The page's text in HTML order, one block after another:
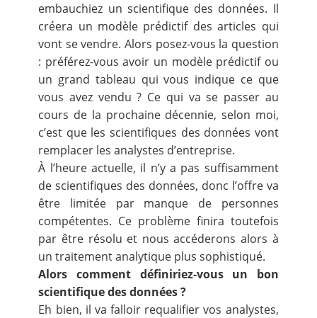
embauchiez un scientifique des données. Il
créera un modèle prédictif des articles qui
vont se vendre. Alors posez-vous la question
: préférez-vous avoir un modèle prédictif ou
un grand tableau qui vous indique ce que
vous avez vendu ? Ce qui va se passer au
cours de la prochaine décennie, selon moi,
c’est que les scientifiques des données vont
remplacer les analystes d’entreprise.
À l’heure actuelle, il n’y a pas suffisamment
de scientifiques des données, donc l’offre va
être limitée par manque de personnes
compétentes. Ce problème finira toutefois
par être résolu et nous accéderons alors à
un traitement analytique plus sophistiqué.
Alors comment définiriez-vous un bon
scientifique des données ?
Eh bien, il va falloir requalifier vos analystes,